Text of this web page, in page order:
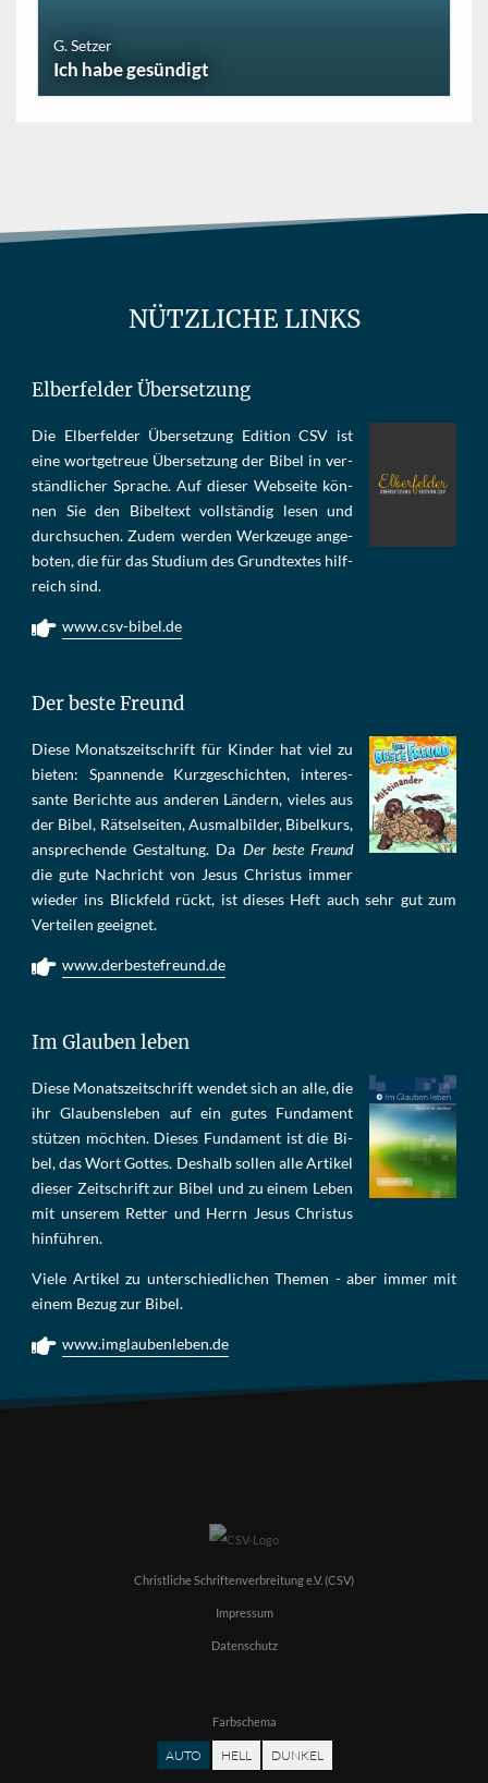
G. Setzer
Ich habe gesündigt
NÜTZLICHE LINKS
Elberfelder Übersetzung
Die Elber­fel­der Über­set­zung Edi­tion CSV ist
eine wort­ge­treue Über­set­zung der Bi­bel in ver­
ständ­li­cher Spra­che. Auf die­ser Web­sei­te kön­
nen Sie den Bi­bel­text voll­stän­dig le­sen und
durch­su­chen. Zu­dem wer­den Werk­zeu­ge an­ge­
bo­ten, die für das Stu­di­um des Grund­tex­tes hilf­
reich sind.
www.csv-bibel.de
Der beste Freund
Die­se Mo­nats­zeit­schrift für Kin­der hat viel zu
bie­ten: Span­nen­de Kurz­ge­schich­ten, in­te­res­
san­te Be­rich­te aus an­de­ren Län­dern, vie­les aus
der Bi­bel, Rät­sel­sei­ten, Aus­mal­bil­der, Bi­bel­kurs,
an­sprech­ende Ge­stal­tung. Da Der beste Freund
die gu­te Nach­richt von Je­sus Chris­tus im­mer
wie­der ins Blick­feld rückt, ist die­ses Heft auch sehr gut zum
Ver­tei­len ge­eig­net.
www.derbestefreund.de
Im Glauben leben
Die­se Mo­nats­zeit­schrift wen­det sich an alle, die
ihr Glau­bens­le­ben auf ein gu­tes Fun­da­ment
stüt­zen möch­ten. Die­ses Fun­da­ment ist die Bi­
bel, das Wort Got­tes. Des­halb sol­len al­le Ar­ti­kel
die­ser Zeit­schrift zur Bi­bel und zu ei­nem Le­ben
mit un­se­rem Ret­ter und Herrn Je­sus Chris­tus
hin­füh­ren.
Viele Artikel zu unterschiedlichen Themen - aber immer mit
einem Bezug zur Bibel.
www.imglaubenleben.de
Christliche Schriftenverbreitung e.V. (CSV)
Impressum
Datenschutz
Farbschema
AUTO HELL DUNKEL